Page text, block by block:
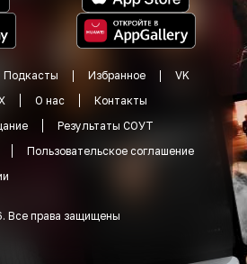
Подкасты Избранное
VK
О нас
Контакты
Результаты СОУТ
Пользовательское соглашение
. Все права защищены